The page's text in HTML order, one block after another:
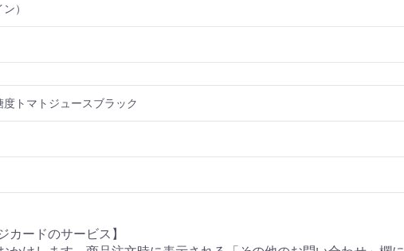
）
トマトジュースブラック
カードのサービス】